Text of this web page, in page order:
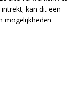
kan dit een
mogelijkheden.